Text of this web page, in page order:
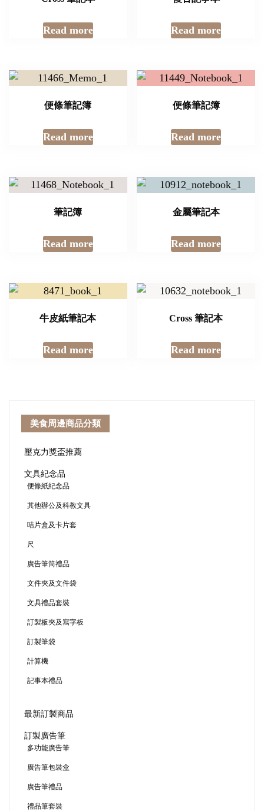
Read more Read more
便條筆記簿
Read more
便條筆記簿
Read more
筆記簿
Read more
金屬筆記本
Read more
牛皮紙筆記本
Read more
Cross 筆記本
Read more
美食周邊商品分類
壓克力獎盃推薦
文具紀念品
便條紙紀念品
其他辦公及科教文具
咭片盒及卡片套
尺
廣告筆筒禮品
文件夾及文件袋
文具禮品套裝
訂製板夾及寫字板
訂製筆袋
計算機
記事本禮品
最新訂製商品
訂製廣告筆
多功能廣告筆
廣告筆包裝盒
廣告筆禮品
禮品筆套裝